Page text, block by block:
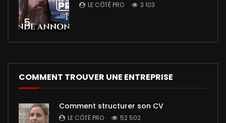
5
LE CÔTÉ PRO 3 103
COMMENT TROUVER UNE ENTREPRISE
Comment structurer son CV
LE CÔTÉ PRO 52 502